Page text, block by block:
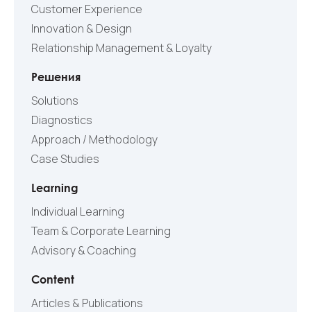
Customer Experience
Innovation & Design
Relationship Management & Loyalty
Решения
Solutions
Diagnostics
Approach / Methodology
Case Studies
Learning
Individual Learning
Team & Corporate Learning
Advisory & Coaching
Content
Articles & Publications